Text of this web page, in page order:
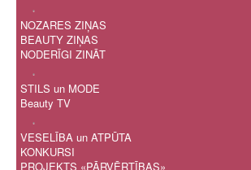
.
NOZARES ZIŅAS
BEAUTY ZIŅAS
NODERĪGI ZINĀT
.
STILS un MODE
Beauty TV
.
VESELĪBA un ATPŪTA
KONKURSI
PROJEKTS «PĀRVĒRTĪBAS»